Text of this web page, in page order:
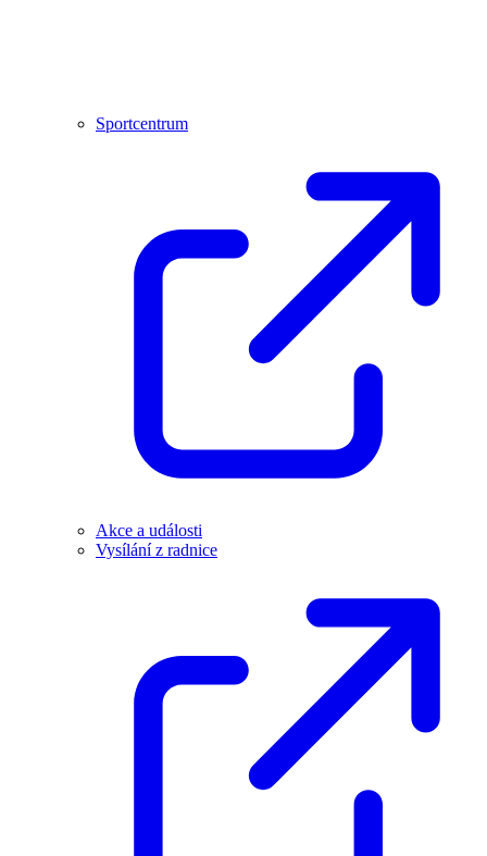
Sportcentrum
Akce a události
Vysílání z radnice